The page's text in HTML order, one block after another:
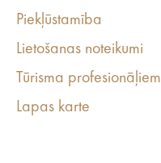
Piekļūstamība
Lietošanas noteikumi
Tūrisma profesionāļiem
Lapas karte